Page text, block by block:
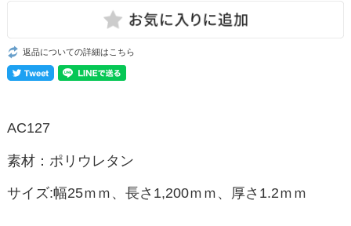
返品についての詳細はこちら
AC127
素材：ポリウレタン
サイズ:幅25ｍｍ、長さ1,200ｍｍ、厚さ1.2ｍｍ